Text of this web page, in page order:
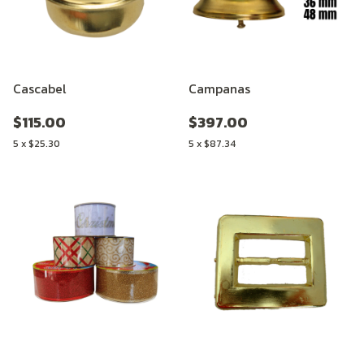
Cascabel
$115.00
5 x$25.30
Campanas
$397.00
5 x$87.34